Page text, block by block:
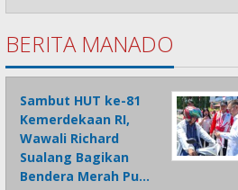
BERITA MANADO
Sambut HUT ke-81
Kemerdekaan RI,
Wawali Richard
Sualang Bagikan
Bendera Merah Pu…